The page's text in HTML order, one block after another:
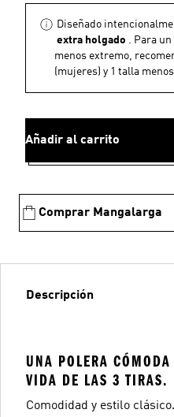
Diseñado
extra holgado . Para
menos extremo,
(mujeres) y 1 talla
Añadir al carrito
Comprar Mangalarga
Descripción
UNA POLERA
VIDA DE LAS 3 TIRAS.
Comodidad y estilo